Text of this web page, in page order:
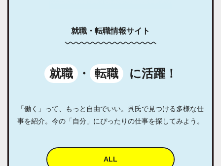
就職・転職情報サイト
就職 ・ 転職 に活躍！
「働く」って、もっと自由でいい。呉氏で見つける多様な仕
事を紹介。今の「自分」にぴったりの仕事を探してみよう。
ALL